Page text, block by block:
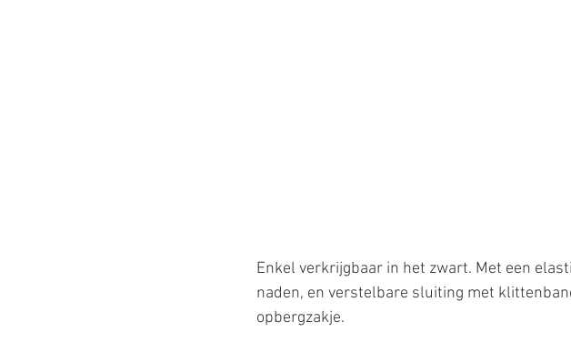
Enkel verkrijgbaar in het zwart. Met een
naden, en verstelbare sluiting met
opbergzakje.